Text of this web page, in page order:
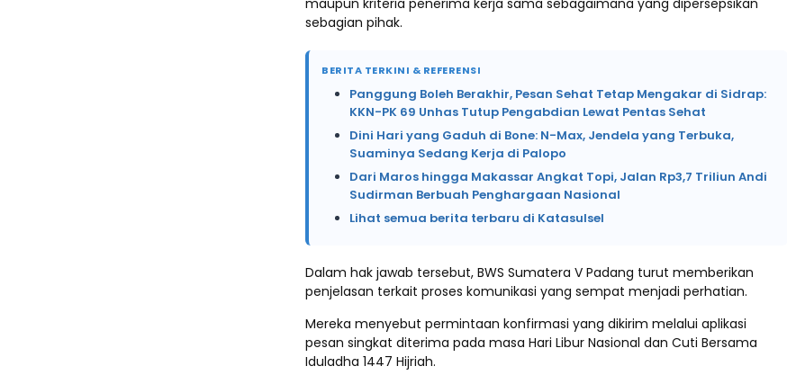
maupun kriteria penerima kerja sama sebagaimana yang dipersepsikan
sebagian pihak.
BERITA TERKINI & REFERENSI
Panggung Boleh Berakhir, Pesan Sehat Tetap Mengakar di Sidrap:
KKN-PK 69 Unhas Tutup Pengabdian Lewat Pentas Sehat
Dini Hari yang Gaduh di Bone: N-Max, Jendela yang Terbuka,
Suaminya Sedang Kerja di Palopo
Dari Maros hingga Makassar Angkat Topi, Jalan Rp3,7 Triliun Andi
Sudirman Berbuah Penghargaan Nasional
Lihat semua berita terbaru di Katasulsel
Dalam hak jawab tersebut, BWS Sumatera V Padang turut memberikan
penjelasan terkait proses komunikasi yang sempat menjadi perhatian.
Mereka menyebut permintaan konfirmasi yang dikirim melalui aplikasi
pesan singkat diterima pada masa Hari Libur Nasional dan Cuti Bersama
Iduladha 1447 Hijriah.